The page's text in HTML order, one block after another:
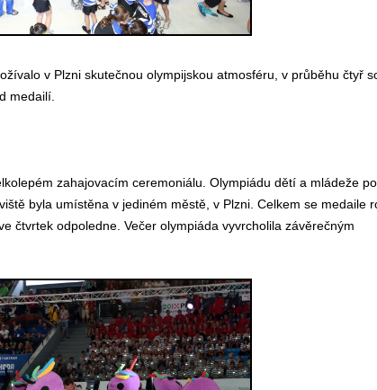
v Plzni skutečnou olympijskou atmosféru, v průběhu čtyř
medailí.
zahajovacím ceremoniálu. Olympiádu dětí a mládeže
byla umístěna v jediném městě, v Plzni. Celkem se medaile
čtvrtek odpoledne. Večer olympiáda vyvrcholila závěrečným